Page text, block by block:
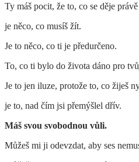
Ty máš pocit, že to, co se děje
je něco, co musíš žít.
Je to něco, co ti je předurčeno.
To, co ti bylo do života dáno pro
Je to jen iluze, protože to, co žiješ
je to, nad čím jsi přemýšlel dřív.
Máš svou svobodnou vůli.
Můžeš mi ji odevzdat, aby ses